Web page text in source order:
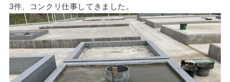
3件、コンクリ仕事してきました。